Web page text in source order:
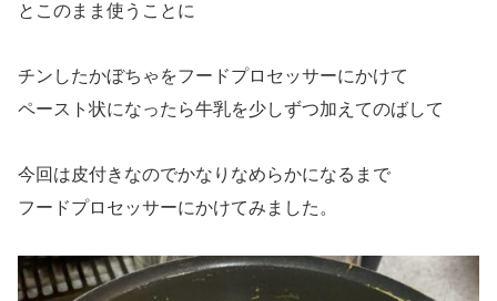
とこのまま使うことに
チンしたかぼちゃをフードプロセッサーにかけて
ペースト状になったら牛乳を少しずつ加えてのばして
今回は皮付きなのでかなりなめらかになるまで
フードプロセッサーにかけてみました。